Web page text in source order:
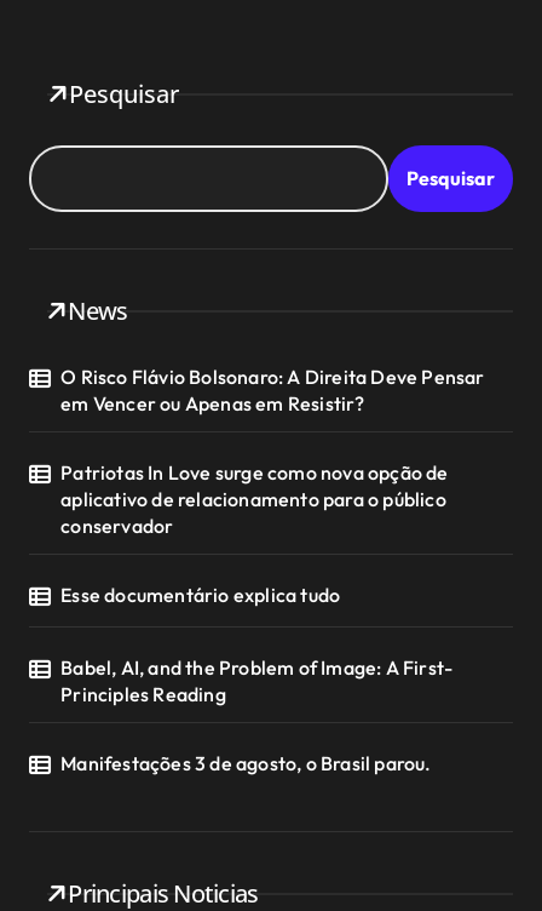
Pesquisar
Pesquisar
News
O Risco Flávio Bolsonaro: A Direita Deve Pensar
em Vencer ou Apenas em Resistir?
Patriotas In Love surge como nova opção de
aplicativo de relacionamento para o público
conservador
Esse documentário explica tudo
Babel, AI, and the Problem of Image: A First-
Principles Reading
Manifestações 3 de agosto, o Brasil parou.
Principais Noticias